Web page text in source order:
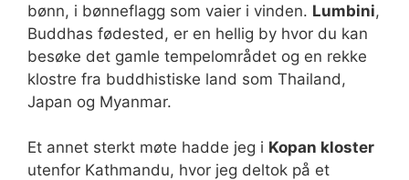
bønn, i bønneflagg som vaier i vinden. Lumbini,
Buddhas fødested, er en hellig by hvor du kan
besøke det gamle tempelområdet og en rekke
klostre fra buddhistiske land som Thailand,
Japan og Myanmar.
Et annet sterkt møte hadde jeg i Kopan kloster
utenfor Kathmandu, hvor jeg deltok på et